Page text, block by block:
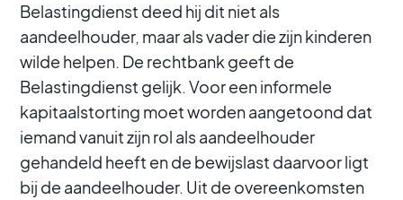
Belastingdienst deed hij dit niet als
aandeelhouder, maar als vader die zijn kinderen
wilde helpen. De rechtbank geeft de
Belastingdienst gelijk. Voor een informele
kapitaalstorting moet worden aangetoond dat
iemand vanuit zijn rol als aandeelhouder
gehandeld heeft en de bewijslast daarvoor ligt
bij de aandeelhouder. Uit de overeenkomsten